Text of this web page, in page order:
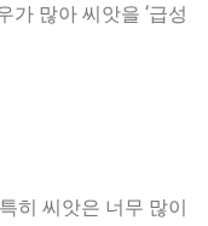
가 많아 씨앗을 ‘급성
히 씨앗은 너무 많이